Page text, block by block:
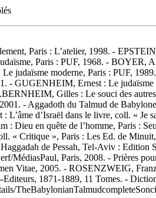
Paris : L’atelier, 1998. -
Paris : PUF, 1968. - BOYER,
judaïsme moderne, Paris : PUF,
- GUGENHEIM, Ernest : Le
Gilles : Le souci des
- Aggadoth du Talmud de
d’Israël dans le livre, coll. «
: Dieu en quête de l’homme, Paris :
« Critique », Paris : Les Ed. de
de Pessah, Tel-Aviv :
MédiasPaul, Paris, 2008. - Prières
Vitae, 2005. - ROSENZWEIG,
1871-1889, 11 Tomes. -